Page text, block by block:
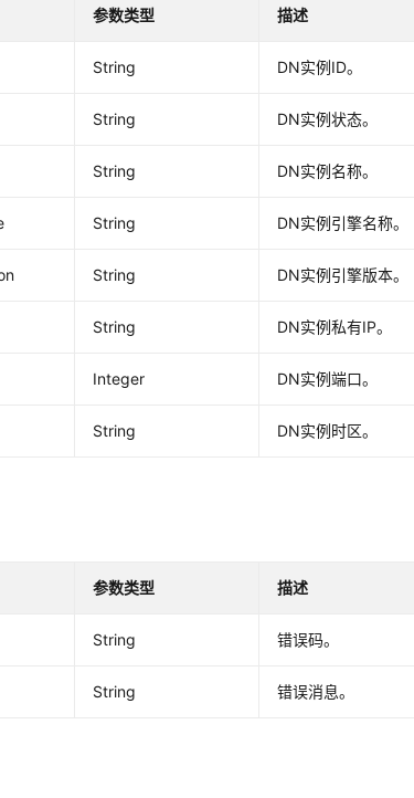
参数类型 描述
String DN实例ID。
String DN实例状态。
String DN实例名称。
String DN实例引擎名称。
String DN实例引擎版本。
String DN实例私有IP。
Integer DN实例端口。
String DN实例时区。
参数类型 描述
String 错误码。
String 错误消息。